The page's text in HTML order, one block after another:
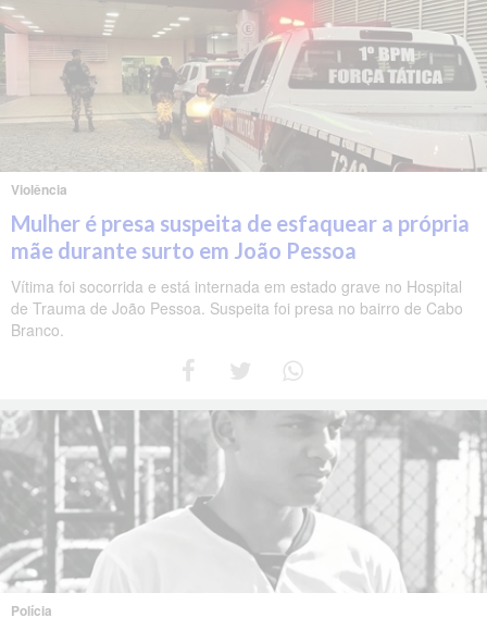
Violência
Mulher é presa suspeita de esfaquear a própria
mãe durante surto em João Pessoa
Vítima foi socorrida e está internada em estado grave no Hospital
de Trauma de João Pessoa. Suspeita foi presa no bairro de Cabo
Branco.
Polícia